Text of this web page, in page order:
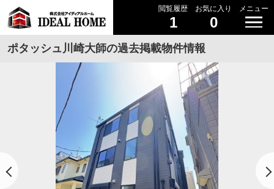
閲覧履歴
1
お気に入り
0
メニュー
ポタッシュ川崎大師の過去掲載物件情報